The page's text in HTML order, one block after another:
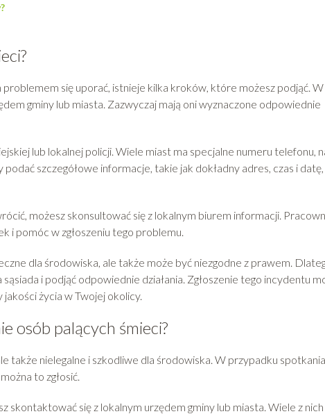
problemem się uporać, istnieje kilka kroków, które możesz podjąć. W
gminy lub miasta. Zazwyczaj mają oni wyznaczone odpowiednie
lub lokalnej policji. Wiele miast ma specjalne numeru telefonu,
szczegółowe informacje, takie jak dokładny adres, czas i
możesz skonsultować się z lokalnym biurem informacji.
i pomóc w zgłoszeniu tego problemu.
dla środowiska, ale także może być niezgodne z prawem.
i podjąć odpowiednie działania. Zgłoszenie tego incydentu
życia w Twojej okolicy.
osób palących śmieci?
także nielegalne i szkodliwe dla środowiska. W przypadku spotkania
to zgłosić.
skontaktować się z lokalnym urzędem gminy lub miasta. Wiele z nich